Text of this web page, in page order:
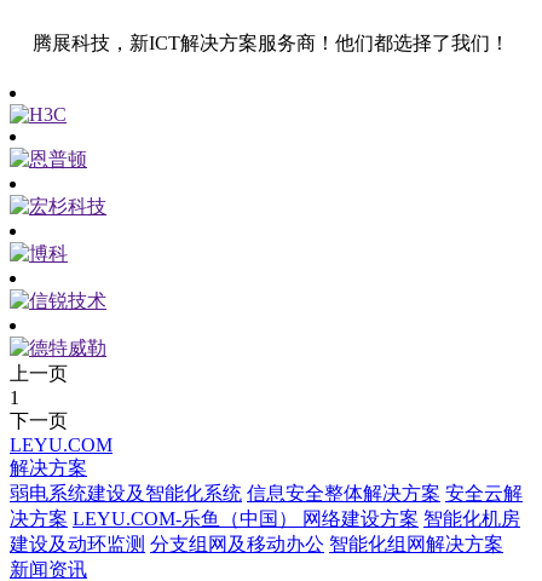
腾展科技，新ICT解决方案服务商！他们都选择了我们！
上一页
1
下一页
LEYU.COM
解决方案
弱电系统建设及智能化系统 信息安全整体解决方案 安全云解
决方案 LEYU.COM-乐鱼（中国） 网络建设方案 智能化机房
建设及动环监测 分支组网及移动办公 智能化组网解决方案
新闻资讯